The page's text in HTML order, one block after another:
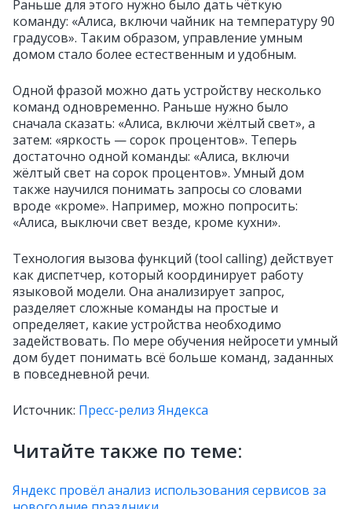
Раньше для этого нужно было дать чёткую
команду: «Алиса, включи чайник на температуру 90
градусов». Таким образом, управление умным
домом стало более естественным и удобным.
Одной фразой можно дать устройству несколько
команд одновременно. Раньше нужно было
сначала сказать: «Алиса, включи жёлтый свет», а
затем: «яркость — сорок процентов». Теперь
достаточно одной команды: «Алиса, включи
жёлтый свет на сорок процентов». Умный дом
также научился понимать запросы со словами
вроде «кроме». Например, можно попросить:
«Алиса, выключи свет везде, кроме кухни».
Технология вызова функций (tool calling) действует
как диспетчер, который координирует работу
языковой модели. Она анализирует запрос,
разделяет сложные команды на простые и
определяет, какие устройства необходимо
задействовать. По мере обучения нейросети умный
дом будет понимать всё больше команд, заданных
в повседневной речи.
Источник: Пресс-релиз Яндекса
Читайте также по теме:
Яндекс провёл анализ использования сервисов за